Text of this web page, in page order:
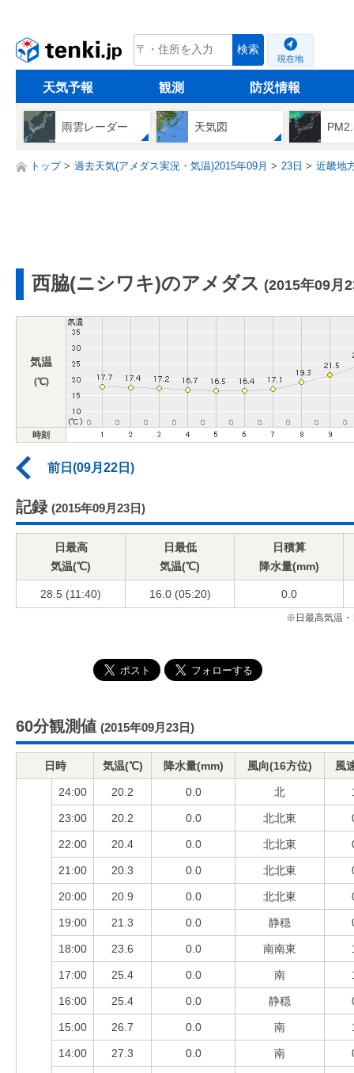
tenki.jp 検索
現在地
天気予報 観測 防災情報
雨雲レーダー 天気図
トップ 過去天気(アメダス実況・気温)2015年09月 23日 近畿地
西脇(ニシワキ)のアメダス (2015年09月
気温
(℃)
時刻
前日(09月22日)
記録 (2015年09月23日)
日最高
気温(℃)
日最低
気温(℃)
日積算
降水量(mm)
28.5 (11:40) 16.0 (05:20) 0.0
※日最高気温・
60分観測値 (2015年09月23日)
日時 気温(℃) 降水量(mm) 風向(16方位) 風
24:00 20.2 0.0 北
23:00 20.2 0.0 北北東
22:00 20.4 0.0 北北東
21:00 20.3 0.0 北北東
20:00 20.9 0.0 北北東
19:00 21.3 0.0 静穏
18:00 23.6 0.0 南南東
17:00 25.4 0.0 南
16:00 25.4 0.0 静穏
15:00 26.7 0.0 南
14:00 27.3 0.0 南